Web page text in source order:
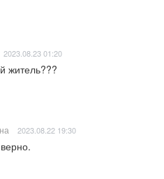
2023.08.23 01:20
житель???
2023.08.22 19:30